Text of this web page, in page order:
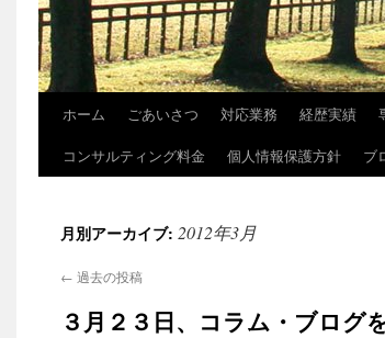
ン
ホーム ごあいさつ 対応業務 経歴実績
コンサルティング料金
個人情報保護方針 ブ
月別アーカイブ: 2012年3月
← 過去の投稿
３月２３日、コラム・ブログ